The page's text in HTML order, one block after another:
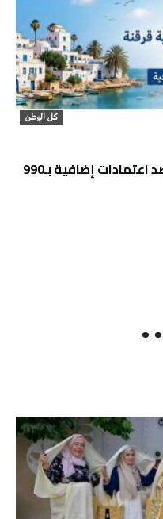
كل الوطن
برنامج دعم البلديات السياحية: رصد اعتمادات إضافية بـ990